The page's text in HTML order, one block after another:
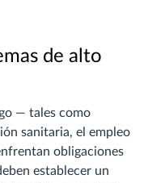
de alto
— tales como
sanitaria, el empleo
obligaciones
establecer un